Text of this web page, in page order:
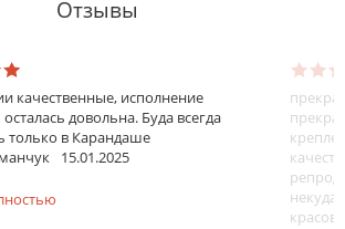
Отзывы
качественные, исполнение
довольна. Буда всегда
только в Карандаше
15.01.2025